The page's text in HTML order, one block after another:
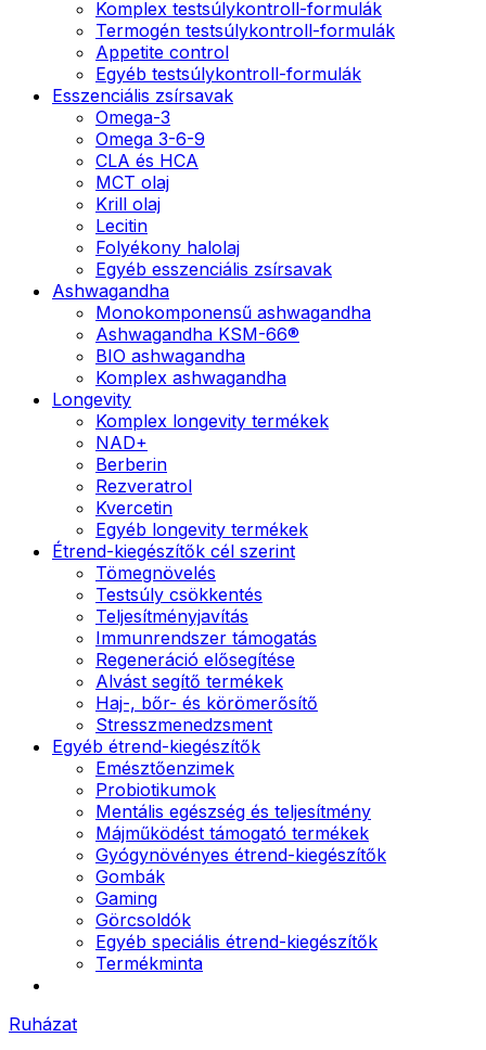
Komplex testsúlykontroll-formulák
Termogén testsúlykontroll-formulák
Appetite control
Egyéb testsúlykontroll-formulák
Esszenciális zsírsavak
Omega-3
Omega 3-6-9
CLA és HCA
MCT olaj
Krill olaj
Lecitin
Folyékony halolaj
Egyéb esszenciális zsírsavak
Ashwagandha
Monokomponensű ashwagandha
Ashwagandha KSM-66®
BIO ashwagandha
Komplex ashwagandha
Longevity
Komplex longevity termékek
NAD+
Berberin
Rezveratrol
Kvercetin
Egyéb longevity termékek
Étrend-kiegészítők cél szerint
Tömegnövelés
Testsúly csökkentés
Teljesítményjavítás
Immunrendszer támogatás
Regeneráció elősegítése
Alvást segítő termékek
Haj-, bőr- és körömerősítő
Stresszmenedzsment
Egyéb étrend-kiegészítők
Emésztőenzimek
Probiotikumok
Mentális egészség és teljesítmény
Májműködést támogató termékek
Gyógynövényes étrend-kiegészítők
Gombák
Gaming
Görcsoldók
Egyéb speciális étrend-kiegészítők
Termékminta
Ruházat